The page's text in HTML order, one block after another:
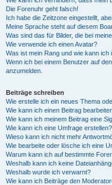
Die Forenuhr geht falsch!
Ich habe die Zeitzone eingestellt,
Meine Sprache steht auf diesem
Was sind das für Bilder, die bei
Wie verwende ich einen Avatar?
Was ist mein Rang und wie kann ich
Wenn ich bei einem Benutzer auf
anzumelden.
Beiträge schreiben
Wie erstelle ich ein neues Thema
Wie kann ich einen Beitrag
Wie kann ich meinem Beitrag eine
Wie kann ich eine Umfrage erstellen?
Wieso kann ich nicht mehr
Wie bearbeite oder lösche ich eine
Warum kann ich auf bestimmte
Weshalb kann ich keine
Weshalb wurde ich verwarnt?
Wie kann ich Beiträge den